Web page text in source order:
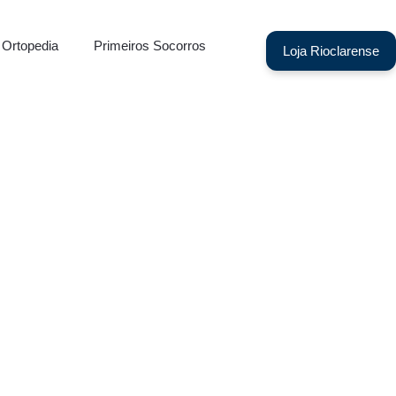
Ortopedia Primeiros Socorros Loja Rioclarense